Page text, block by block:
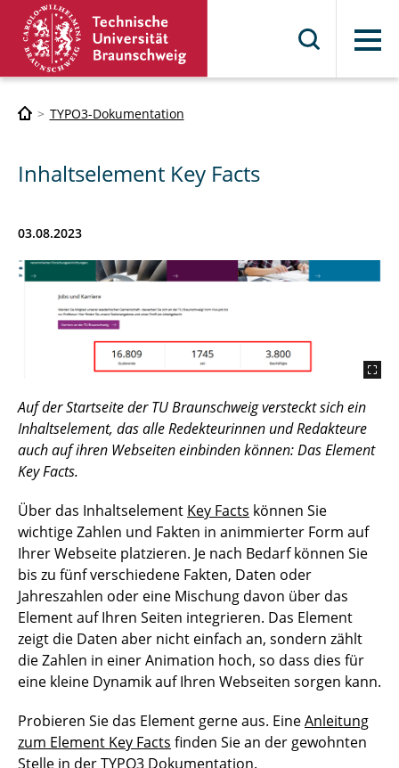
Menü
TYPO3-Dokumentation
Inhaltselement Key Facts
03.08.2023
Auf der Startseite der TU Braunschweig versteckt sich ein
Inhaltselement, das alle Redekteurinnen und Redakteure
auch auf ihren Webseiten einbinden können: Das Element
Key Facts.
Über das Inhaltselement Key Facts können Sie
wichtige Zahlen und Fakten in animmierter Form auf
Ihrer Webseite platzieren. Je nach Bedarf können Sie
bis zu fünf verschiedene Fakten, Daten oder
Jahreszahlen oder eine Mischung davon über das
Element auf Ihren Seiten integrieren. Das Element
zeigt die Daten aber nicht einfach an, sondern zählt
die Zahlen in einer Animation hoch, so dass dies für
eine kleine Dynamik auf Ihren Webseiten sorgen kann.
Probieren Sie das Element gerne aus. EineAnleitung
zum Element Key Facts finden Sie an der gewohnten
Stelle in der TYPO3 Dokumentation.